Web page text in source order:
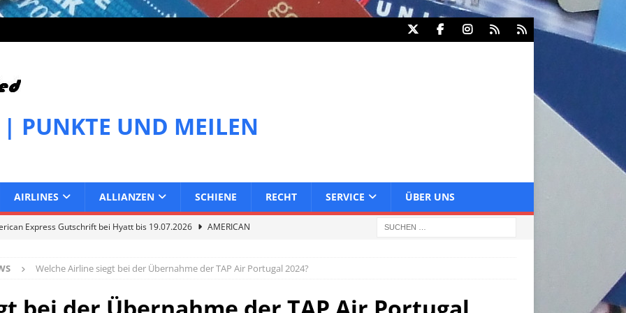
PUNKTE UND MEILEN
AIRLINES ALLIANZEN SCHIENE RECHT SERVICE ÜBER UNS
Express Gutschrift bei Hyatt bis 19.07.2026
AMERICAN
Express Gutschrift bei Melia bis 31.07.2026
AMERICAN
Welche Airline siegt bei der Übernahme der TAP Air Portugal 2024?